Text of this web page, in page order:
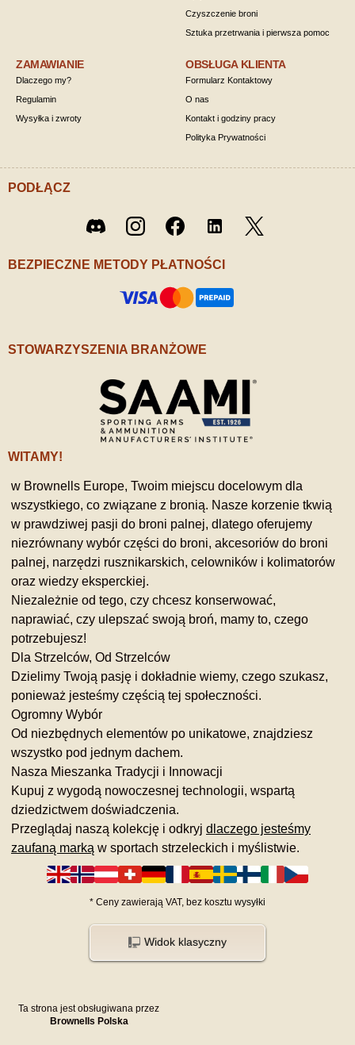
Czyszczenie broni
Sztuka przetrwania i pierwsza pomoc
ZAMAWIANIE
Dlaczego my?
Regulamin
Wysyłka i zwroty
OBSŁUGA KLIENTA
Formularz Kontaktowy
O nas
Kontakt i godziny pracy
Polityka Prywatności
PODŁĄCZ
Discord Instagram Facebook LinkedIn
BEZPIECZNE METODY PŁATNOŚCI
STOWARZYSZENIA BRANŻOWE
WITAMY!
w Brownells Europe, Twoim miejscu docelowym dla
wszystkiego, co związane z bronią. Nasze korzenie tkwią
w prawdziwej pasji do broni palnej, dlatego oferujemy
niezrównany wybór części do broni, akcesoriów do broni
palnej, narzędzi rusznikarskich, celowników i kolimatorów
oraz wiedzy eksperckiej.
Niezależnie od tego, czy chcesz konserwować,
naprawiać, czy ulepszać swoją broń, mamy to, czego
potrzebujesz!
Dla Strzelców, Od Strzelców
Dzielimy Twoją pasję i dokładnie wiemy, czego szukasz,
ponieważ jesteśmy częścią tej społeczności.
Ogromny Wybór
Od niezbędnych elementów po unikatowe, znajdziesz
wszystko pod jednym dachem.
Nasza Mieszanka Tradycji i Innowacji
Kupuj z wygodą nowoczesnej technologii, wspartą
dziedzictwem doświadczenia.
Przeglądaj naszą kolekcję i odkryj dlaczego jesteśmy
zaufaną marką w sportach strzeleckich i myślistwie.
* Ceny zawierają VAT, bez kosztu wysyłki
Widok klasyczny
Ta strona jest obsługiwana przez
Brownells Polska